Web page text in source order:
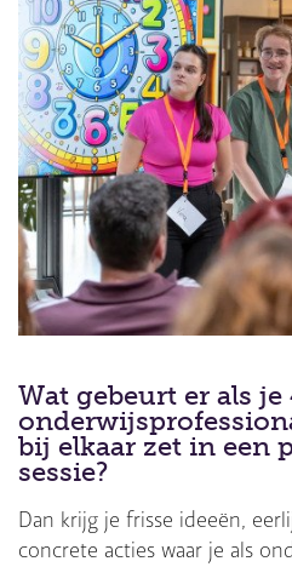
Wat gebeurt er als je
bij elkaar zet in een
sessie?
Dan krijg je frisse ideeën,
concrete acties waar je als